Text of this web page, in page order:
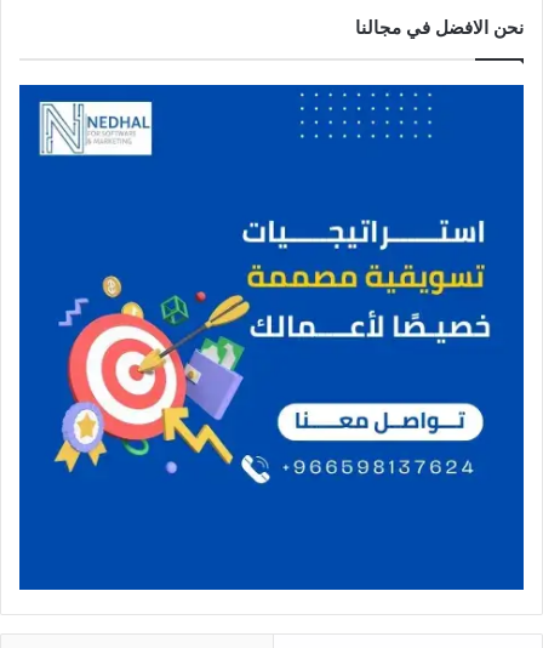
نحن الافضل في مجالنا